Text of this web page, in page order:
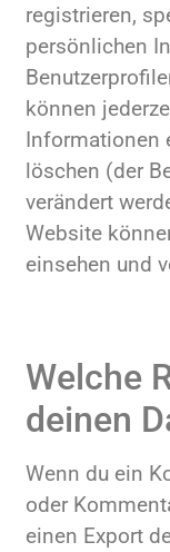
registrieren,
persönlichen
können
Informationen
löschen (der
verändert
Website
einsehen und
Welche
deinen
Wenn du ein
oder
einen Export